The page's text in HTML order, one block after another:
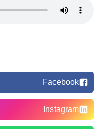
Facebook
Instagram